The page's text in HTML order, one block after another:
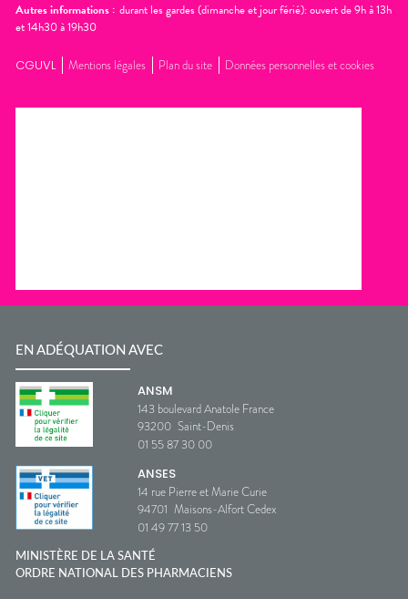
Autres informations : durant les gardes (dimanche et jour férié): ouvert de 9h à 13h
et 14h30 à 19h30
CGUVL Mentions légales Plan du site Données personnelles et cookies
EN ADÉQUATION AVEC
ANSM
143 boulevard Anatole France
93200 Saint-Denis
01 55 87 30 00
ANSES
14 rue Pierre et Marie Curie
94701 Maisons-Alfort Cedex
01 49 77 13 50
MINISTÈRE DE LA SANTÉ
ORDRE NATIONAL DES PHARMACIENS